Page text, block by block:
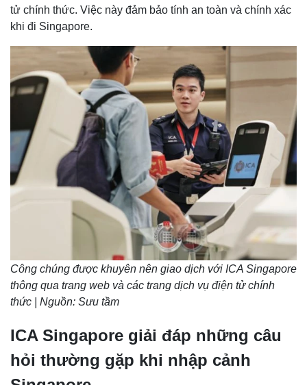
tử chính thức. Việc này đảm bảo tính an toàn và chính xác
khi đi Singapore.
Công chúng được khuyên nên giao dịch với ICA Singapore
thông qua trang web và các trang dịch vụ điện tử chính
thức | Nguồn: Sưu tầm
ICA Singapore giải đáp những câu
hỏi thường gặp khi nhập cảnh